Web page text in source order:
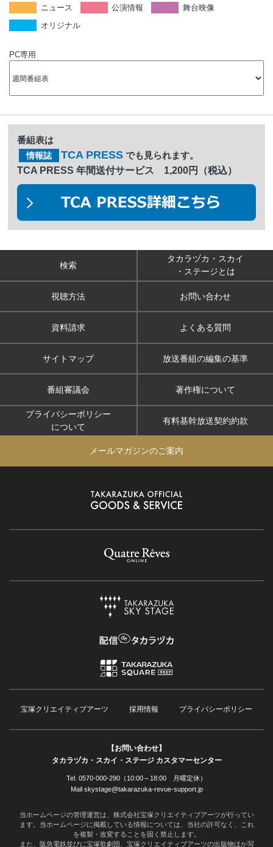
ニュース 公演情報
舞台映像
オリジナル
PC専用
番組表は
情報誌 TCA PRESS でも見られます。
TCA PRESS 年間送付サービス 1,200円（税込）
検索
タカラヅカ・スカイ
・ステージとは
視聴方法 お問い合わせ
資料請求 よくある質問
サイトマップ 放送番組の編集の基準
番組審議会 著作権について
プライバシーポリシー
について
有料基幹放送契約約款
メールマガジンのご案内
宝塚クリエイティブアーツ 採用情報 プライバシーポリシー
【お問い合わせ】
タカラヅカ・スカイ・ステージ カスタマーセンター
Tel. 0570-000-290（10:00～18:00 月曜定休）
Mail skystage@takarazuka-revue-support.jp
当ホームページの管理運営は、株式会社宝塚クリエイティブアーツが行ってい
ます。当ホームページに掲載している情報については、当社の許可なく、これ
を複製・改変することを固く禁止します。
また、阪急電鉄並びに宝塚歌劇団、宝塚クリエイティブアーツの出版物ほか写